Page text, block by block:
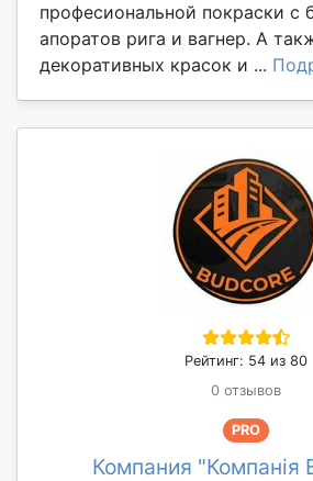
професиональной покраски с
апоратов рига и вагнер. А
декоративных красок и ...
Рейтинг: 54 из 80
0 отзывов
PRO
Компания "Компанія